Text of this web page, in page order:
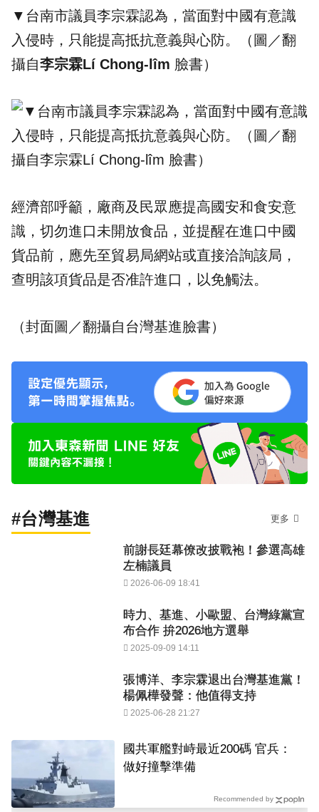
▼台南市議員李宗霖認為，當面對中國有意識
入侵時，只能提高抵抗意義與心防。（圖／翻
攝自李宗霖Lí Chong-lîm 臉書）
經濟部呼籲，廠商及民眾應提高國安和食安意
識，切勿進口未開放食品，並提醒在進口中國
貨品前，應先至貿易局網站或直接洽詢該局，
查明該項貨品是否准許進口，以免觸法。
（封面圖／翻攝自台灣基進臉書）
#台灣基進 更多
前謝長廷幕僚改披戰袍！參選高雄
左楠議員
2026-06-09 18:41
時力、基進、小歐盟、台灣綠黨宣
布合作 拚2026地方選舉
2025-09-09 14:11
張博洋、李宗霖退出台灣基進黨！
楊佩樺發聲：他值得支持
2025-06-28 21:27
國共軍艦對峙最近200碼 官兵：
做好撞擊準備
Recommended by